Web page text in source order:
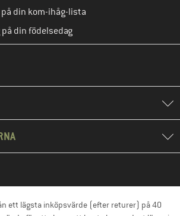
din kom-ihåg-lista
din födelsedag
ett lägsta inköpsvärde (efter returer) på 40